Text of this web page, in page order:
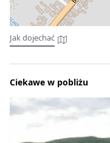
Jak dojechać
Ciekawe w pobliżu